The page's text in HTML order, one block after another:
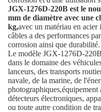
JGX-1276D-220B est le
mm de diamètre avec une
kg,avec un matériau en
câbles a des performances
corrosion ainsi que durabilité.
Le modèle JGX-1276D-
dans le domaine des
lanceurs, des transports
navale, de la marine, de
détecteurs électroniques,
ou toute autre condition de